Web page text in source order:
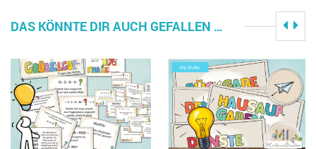
DAS KÖNNTE DIR AUCH GEFALLEN …